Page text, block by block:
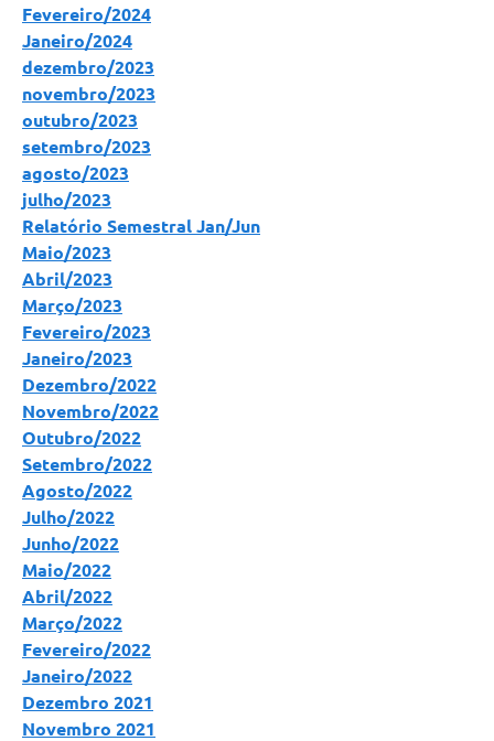
Arquivos para Download
Carta de Serviços
Notícias
Turismo
Obras
Galeria de Vídeos
Contas Públicas
Links
Serviços Online
Telefones Úteis
Enquete
Jornal
Agenda
SIC
Diário Oficial
Cidadão
Fevereiro/2024
Janeiro/2024
dezembro/2023
novembro/2023
outubro/2023
setembro/2023
agosto/2023
julho/2023​
Relatório Semestral Jan/Jun
Maio/2023
Abril/2023
Março/2023
Fevereiro/2023
Janeiro/2023
Dezembro/2022
Novembro/2022
Outubro/2022
Setembro/2022
Agosto/2022
Julho/2022
Junho/2022
Maio/2022
Abril/2022
Março/2022
Fevereiro/2022
Janeiro/2022
Dezembro 2021
Novembro 2021